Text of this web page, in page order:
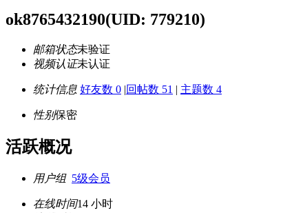
ok8765432190(UID: 779210)
邮箱状态未验证
视频认证未认证
统计信息 好友数 0 |回帖数 51 | 主题数 4
性别保密
活跃概况
用户组 5级会员
在线时间14 小时